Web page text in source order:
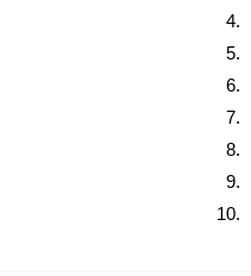
4.
5.
6.
7.
8.
9.
10.